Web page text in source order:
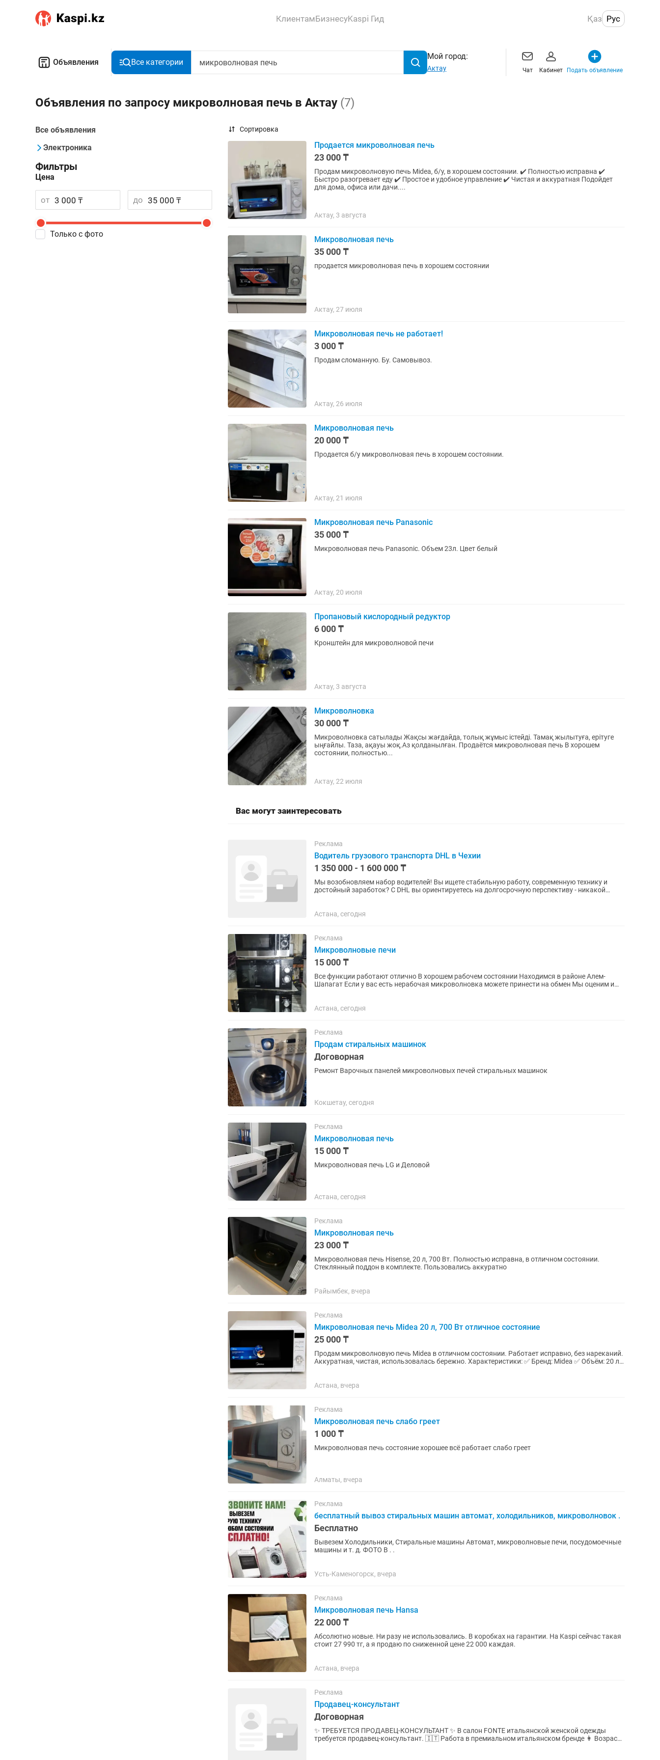
КлиентамБизнесуKaspi Гид Қаз Рус
Объявления Все категории
Мой город:
Актау Чат Кабинет Подать объявление
Объявления по запросу микроволновая печь в Актау (7)
Все объявления
Электроника
Фильтры
Цена
от до
Только с фото
Сортировка
Продается микроволновая печь
23 000 ₸
Продам микроволновую печь Midea, б/у, в хорошем состоянии. ✔️ Полностью исправна ✔️
Быстро разогревает еду ✔️ Простое и удобное управление ✔️ Чистая и аккуратная Подойдет
для дома, офиса или дачи....
Актау, 3 августа
Микроволновая печь
35 000 ₸
продается микроволновая печь в хорошем состоянии
Актау, 27 июля
Микроволновая печь не работает!
3 000 ₸
Продам сломанную. Бу. Самовывоз.
Актау, 26 июля
Микроволновая печь
20 000 ₸
Продается б/у микроволновая печь в хорошем состоянии.
Актау, 21 июля
Микроволновая печь Panasonic
35 000 ₸
Микроволновая печь Panasonic. Объем 23л. Цвет белый
Актау, 20 июля
Пропановый кислородный редуктор
6 000 ₸
Кронштейн для микроволновой печи
Актау, 3 августа
Микроволновка
30 000 ₸
Микроволновка сатылады Жақсы жағдайда, толық жұмыс істейді. Тамақ жылытуға, ерітуге
ыңғайлы. Таза, ақауы жоқ.Аз қолданылған. Продаётся микроволновая печь В хорошем
состоянии, полностью...
Актау, 22 июля
Вас могут заинтересовать
Реклама
Водитель грузового транспорта DHL в Чехии
1 350 000 - 1 600 000 ₸
Мы возобновляем набор водителей! Вы ищете стабильную работу, современную технику и
достойный заработок? С DHL вы ориентируетесь на долгосрочную перспективу - никакой
Астана, сегодня
Реклама
Микроволновые печи
15 000 ₸
Все функции работают отлично В хорошем рабочем состоянии Находимся в районе Алем-
Шапагат Если у вас есть нерабочая микроволновка можете принести на обмен Мы оценим и
Астана, сегодня
Реклама
Продам стиральных машинок
Договорная
Ремонт Варочных панелей микроволновых печей стиральных машинок
Кокшетау, сегодня
Реклама
Микроволновая печь
15 000 ₸
Микроволновая печь LG и Деловой
Астана, сегодня
Реклама
Микроволновая печь
23 000 ₸
Микроволновая печь Hisense, 20 л, 700 Вт. Полностью исправна, в отличном состоянии.
Стеклянный поддон в комплекте. Пользовались аккуратно
Райымбек, вчера
Реклама
Микроволновая печь Midea 20 л, 700 Вт отличное состояние
25 000 ₸
Продам микроволновую печь Midea в отличном состоянии. Работает исправно, без нареканий.
Аккуратная, чистая, использовалась бережно. Характеристики: ✅ Бренд: Midea ✅ Объём: 20 л
Астана, вчера
Реклама
Микроволновая печь слабо греет
1 000 ₸
Микроволновая печь состояние хорошее всё работает слабо греет
Алматы, вчера
Реклама
бесплатный вывоз стиральных машин автомат, холодильников, микроволновок .
Бесплатно
Вывезем Холодильники, Стиральные машины Автомат, микроволновые печи, посудомоечные
машины и т. д. ФОТО В . .
Усть-Каменогорск, вчера
Реклама
Микроволновая печь Hansa
22 000 ₸
Абсолютно новые. Ни разу не использовались. В коробках на гарантии. На Kaspi сейчас такая
стоит 27 990 тг, а я продаю по сниженной цене 22 000 каждая.
Астана, вчера
Реклама
Продавец-консультант
Договорная
✨ ТРЕБУЕТСЯ ПРОДАВЕЦ-КОНСУЛЬТАНТ ✨ В салон FONTE итальянской женской одежды
требуется продавец-консультант. 🇮🇹 Работа в премиальном итальянском бренде 👩 Возраст: